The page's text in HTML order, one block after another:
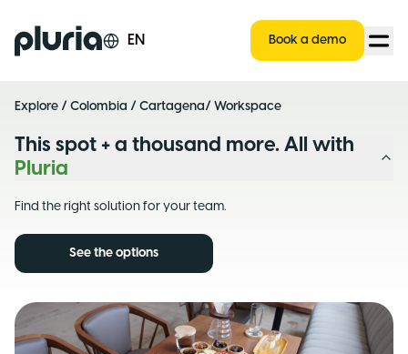
Logo Pluria EN Book a demo
Explore / Colombia / Cartagena/ Workspace
This spot + a thousand more. All with
Pluria
Find the right solution for your team.
See the options